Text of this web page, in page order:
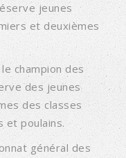
jeunes
et deuxièmes
champion des
des jeunes
des classes
et poulains.
général des